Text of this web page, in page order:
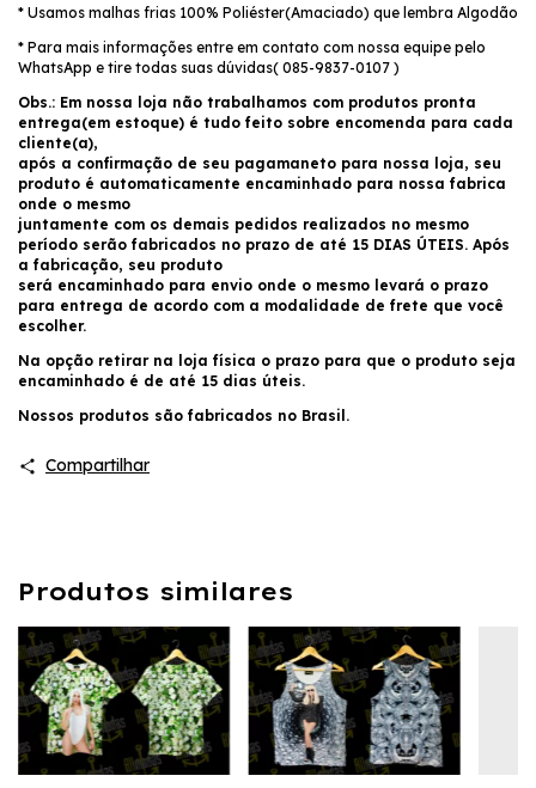
* Usamos malhas frias 100% Poliéster(Amaciado) que lembra Algodão
* Para mais informações entre em contato com nossa equipe pelo
WhatsApp e tire todas suas dúvidas( 085-9837-0107 )
Obs.: Em nossa loja não trabalhamos com produtos pronta
entrega(em estoque) é tudo feito sobre encomenda para cada
cliente(a),
após a confirmação de seu pagamaneto para nossa loja, seu
produto é automaticamente encaminhado para nossa fabrica
onde o mesmo
juntamente com os demais pedidos realizados no mesmo
período serão fabricados no prazo de até 15 DIAS ÚTEIS. Após
a fabricação, seu produto
será encaminhado para envio onde o mesmo levará o prazo
para entrega de acordo com a modalidade de frete que você
escolher.
Na opção retirar na loja física o prazo para que o produto seja
encaminhado é de até 15 dias úteis.
Nossos produtos são fabricados no Brasil.
Compartilhar
Produtos similares